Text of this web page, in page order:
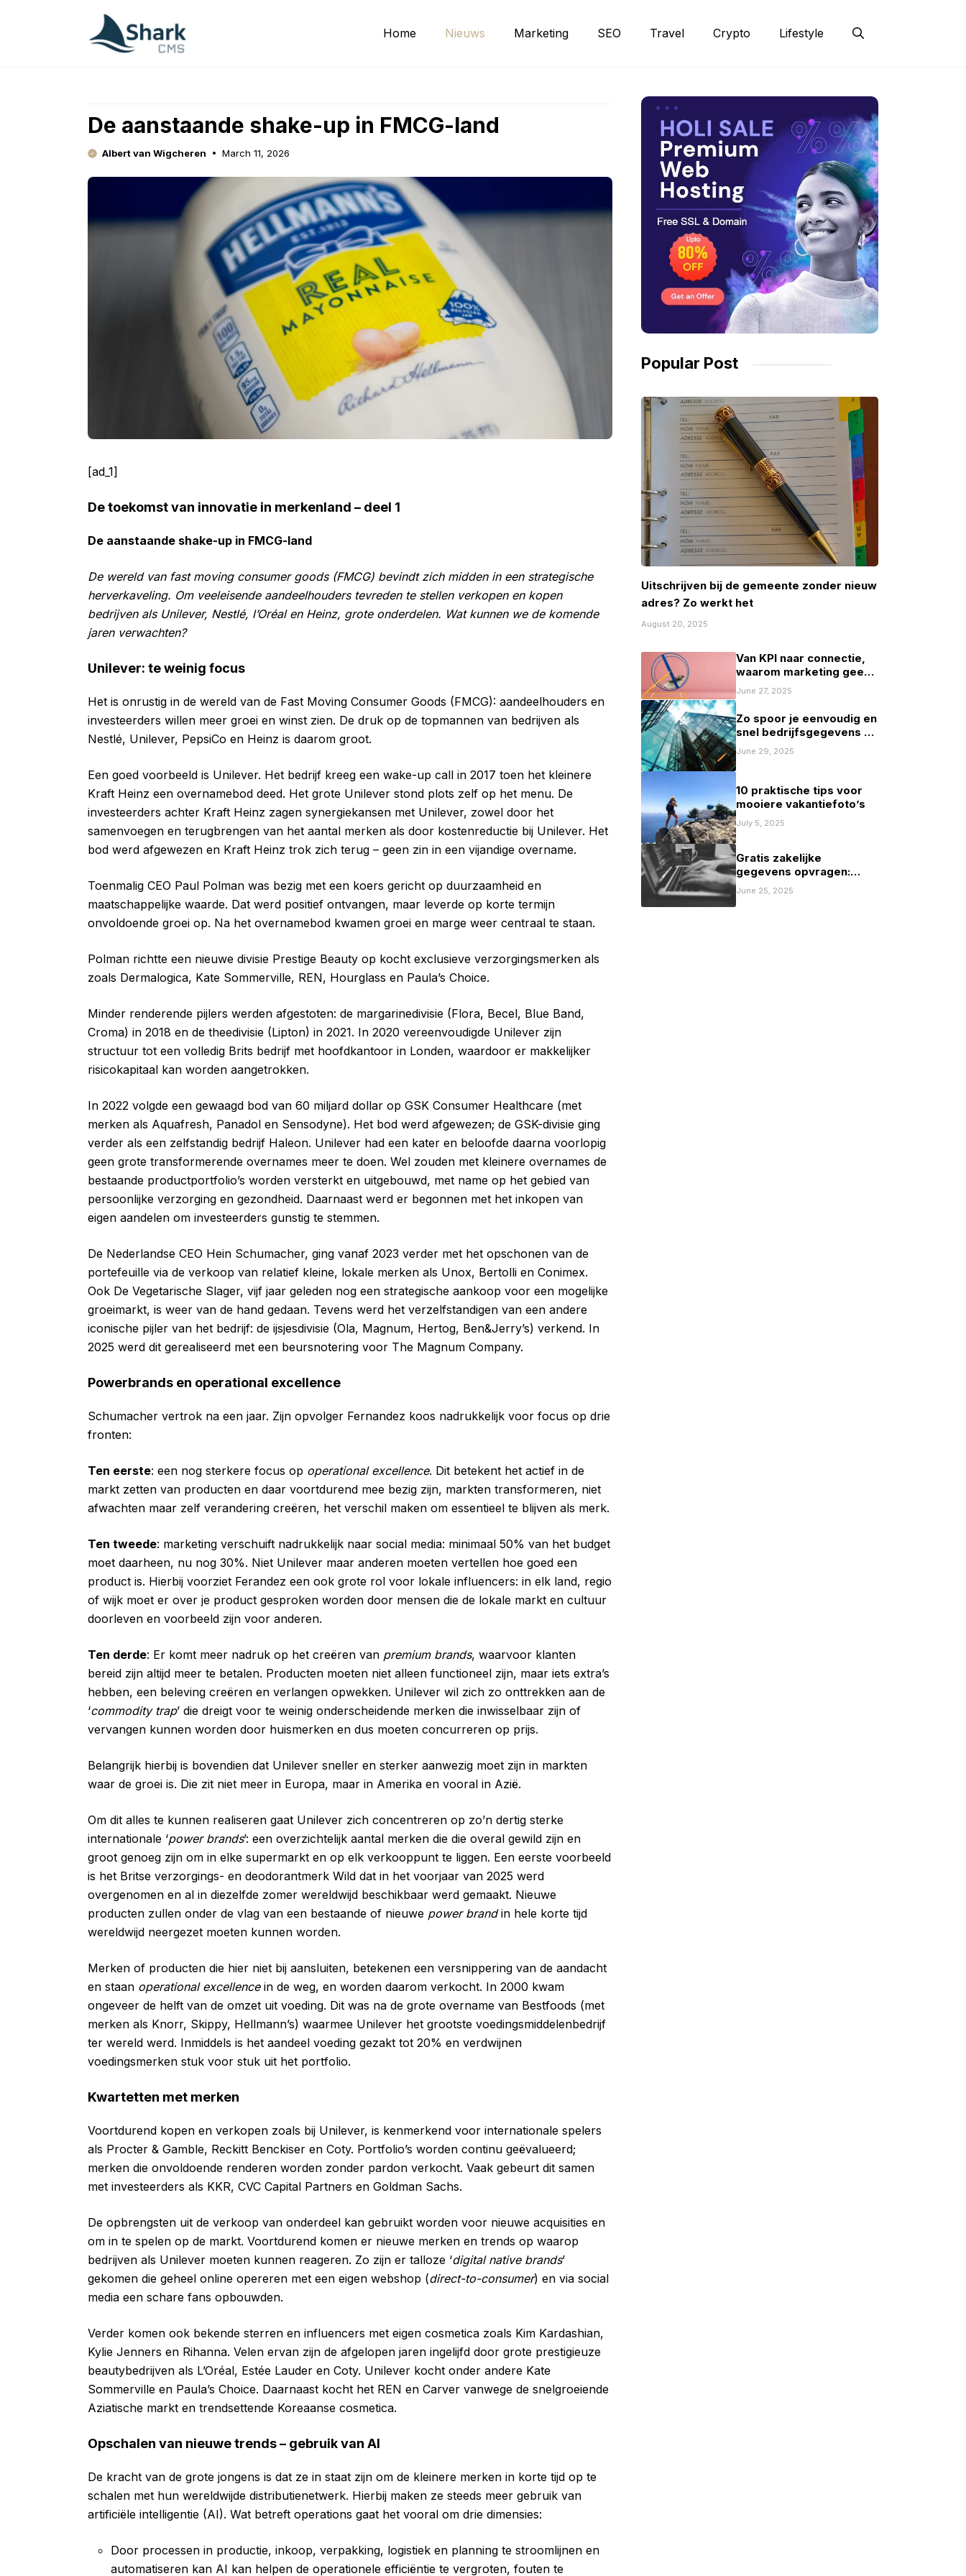
Home Nieuws Marketing SEO Travel Crypto Lifestyle
De aanstaande shake-up in FMCG-land
Albert van Wigcheren March 11, 2026
[ad_1]
De toekomst van innovatie in merkenland – deel 1
De aanstaande shake-up in FMCG-land
De wereld van fast moving consumer goods (FMCG) bevindt zich midden in een strategische
herverkaveling. Om veeleisende aandeelhouders tevreden te stellen verkopen en kopen
bedrijven als Unilever, Nestlé, l’Oréal en Heinz, grote onderdelen. Wat kunnen we de komende
jaren verwachten?
Unilever: te weinig focus
Het is onrustig in de wereld van de Fast Moving Consumer Goods (FMCG): aandeelhouders en
investeerders willen meer groei en winst zien. De druk op de topmannen van bedrijven als
Nestlé, Unilever, PepsiCo en Heinz is daarom groot.
Een goed voorbeeld is Unilever. Het bedrijf kreeg een wake-up call in 2017 toen het kleinere
Kraft Heinz een overnamebod deed. Het grote Unilever stond plots zelf op het menu. De
investeerders achter Kraft Heinz zagen synergiekansen met Unilever, zowel door het
samenvoegen en terugbrengen van het aantal merken als door kostenreductie bij Unilever. Het
bod werd afgewezen en Kraft Heinz trok zich terug – geen zin in een vijandige overname.
Toenmalig CEO Paul Polman was bezig met een koers gericht op duurzaamheid en
maatschappelijke waarde. Dat werd positief ontvangen, maar leverde op korte termijn
onvoldoende groei op. Na het overnamebod kwamen groei en marge weer centraal te staan.
Polman richtte een nieuwe divisie Prestige Beauty op kocht exclusieve verzorgingsmerken als
zoals Dermalogica, Kate Sommerville, REN, Hourglass en Paula’s Choice.
Minder renderende pijlers werden afgestoten: de margarinedivisie (Flora, Becel, Blue Band,
Croma) in 2018 en de theedivisie (Lipton) in 2021. In 2020 vereenvoudigde Unilever zijn
structuur tot een volledig Brits bedrijf met hoofdkantoor in Londen, waardoor er makkelijker
risicokapitaal kan worden aangetrokken.
In 2022 volgde een gewaagd bod van 60 miljard dollar op GSK Consumer Healthcare (met
merken als Aquafresh, Panadol en Sensodyne). Het bod werd afgewezen; de GSK-divisie ging
verder als een zelfstandig bedrijf Haleon. Unilever had een kater en beloofde daarna voorlopig
geen grote transformerende overnames meer te doen. Wel zouden met kleinere overnames de
bestaande productportfolio’s worden versterkt en uitgebouwd, met name op het gebied van
persoonlijke verzorging en gezondheid. Daarnaast werd er begonnen met het inkopen van
eigen aandelen om investeerders gunstig te stemmen.
De Nederlandse CEO Hein Schumacher, ging vanaf 2023 verder met het opschonen van de
portefeuille via de verkoop van relatief kleine, lokale merken als Unox, Bertolli en Conimex.
Ook De Vegetarische Slager, vijf jaar geleden nog een strategische aankoop voor een mogelijke
groeimarkt, is weer van de hand gedaan. Tevens werd het verzelfstandigen van een andere
iconische pijler van het bedrijf: de ijsjesdivisie (Ola, Magnum, Hertog, Ben&Jerry’s) verkend. In
2025 werd dit gerealiseerd met een beursnotering voor The Magnum Company.
Powerbrands en operational excellence
Schumacher vertrok na een jaar. Zijn opvolger Fernandez koos nadrukkelijk voor focus op drie
fronten:
Ten eerste: een nog sterkere focus op operational excellence. Dit betekent het actief in de
markt zetten van producten en daar voortdurend mee bezig zijn, markten transformeren, niet
afwachten maar zelf verandering creëren, het verschil maken om essentieel te blijven als merk.
Ten tweede: marketing verschuift nadrukkelijk naar social media: minimaal 50% van het budget
moet daarheen, nu nog 30%. Niet Unilever maar anderen moeten vertellen hoe goed een
product is. Hierbij voorziet Ferandez een ook grote rol voor lokale influencers: in elk land, regio
of wijk moet er over je product gesproken worden door mensen die de lokale markt en cultuur
doorleven en voorbeeld zijn voor anderen.
Ten derde: Er komt meer nadruk op het creëren van premium brands, waarvoor klanten
bereid zijn altijd meer te betalen. Producten moeten niet alleen functioneel zijn, maar iets extra’s
hebben, een beleving creëren en verlangen opwekken. Unilever wil zich zo onttrekken aan de
‘commodity trap’ die dreigt voor te weinig onderscheidende merken die inwisselbaar zijn of
vervangen kunnen worden door huismerken en dus moeten concurreren op prijs.
Belangrijk hierbij is bovendien dat Unilever sneller en sterker aanwezig moet zijn in markten
waar de groei is. Die zit niet meer in Europa, maar in Amerika en vooral in Azië.
Om dit alles te kunnen realiseren gaat Unilever zich concentreren op zo’n dertig sterke
internationale ‘power brands’: een overzichtelijk aantal merken die die overal gewild zijn en
groot genoeg zijn om in elke supermarkt en op elk verkooppunt te liggen. Een eerste voorbeeld
is het Britse verzorgings- en deodorantmerk Wild dat in het voorjaar van 2025 werd
overgenomen en al in diezelfde zomer wereldwijd beschikbaar werd gemaakt. Nieuwe
producten zullen onder de vlag van een bestaande of nieuwe power brandin hele korte tijd
wereldwijd neergezet moeten kunnen worden.
Merken of producten die hier niet bij aansluiten, betekenen een versnippering van de aandacht
en staan operational excellencein de weg, en worden daarom verkocht. In 2000 kwam
ongeveer de helft van de omzet uit voeding. Dit was na de grote overname van Bestfoods (met
merken als Knorr, Skippy, Hellmann’s) waarmee Unilever het grootste voedingsmiddelenbedrijf
ter wereld werd. Inmiddels is het aandeel voeding gezakt tot 20% en verdwijnen
voedingsmerken stuk voor stuk uit het portfolio.
Kwartetten met merken
Voortdurend kopen en verkopen zoals bij Unilever, is kenmerkend voor internationale spelers
als Procter & Gamble, Reckitt Benckiser en Coty. Portfolio’s worden continu geëvalueerd;
merken die onvoldoende renderen worden zonder pardon verkocht. Vaak gebeurt dit samen
met investeerders als KKR, CVC Capital Partners en Goldman Sachs.
De opbrengsten uit de verkoop van onderdeel kan gebruikt worden voor nieuwe acquisities en
om in te spelen op de markt. Voortdurend komen er nieuwe merken en trends op waarop
bedrijven als Unilever moeten kunnen reageren. Zo zijn er talloze ‘digital native brands’
gekomen die geheel online opereren met een eigen webshop (direct-to-consumer) en via social
media een schare fans opbouwden.
Verder komen ook bekende sterren en influencers met eigen cosmetica zoals Kim Kardashian,
Kylie Jenners en Rihanna. Velen ervan zijn de afgelopen jaren ingelijfd door grote prestigieuze
beautybedrijven als L’Oréal, Estée Lauder en Coty. Unilever kocht onder andere Kate
Sommerville en Paula’s Choice. Daarnaast kocht het REN en Carver vanwege de snelgroeiende
Aziatische markt en trendsettende Koreaanse cosmetica.
Opschalen van nieuwe trends – gebruik van AI
De kracht van de grote jongens is dat ze in staat zijn om de kleinere merken in korte tijd op te
schalen met hun wereldwijde distributienetwerk. Hierbij maken ze steeds meer gebruik van
artificiële intelligentie (AI). Wat betreft operations gaat het vooral om drie dimensies:
Door processen in productie, inkoop, verpakking, logistiek en planning te stroomlijnen en
automatiseren kan AI kan helpen de operationele efficiëntie te vergroten, fouten te
Popular Post
Uitschrijven bij de gemeente zonder nieuw
adres? Zo werkt het
August 20, 2025
Van KPI naar connectie,
waarom marketing geen
spelletje scoren mag zijn
June 27, 2025
Zo spoor je eenvoudig en
snel bedrijfsgegevens op
in Nederland
June 29, 2025
10 praktische tips voor
mooiere vakantiefoto’s
July 5, 2025
Gratis zakelijke
gegevens opvragen:
mogelijkheden en
beperkingen
June 25, 2025